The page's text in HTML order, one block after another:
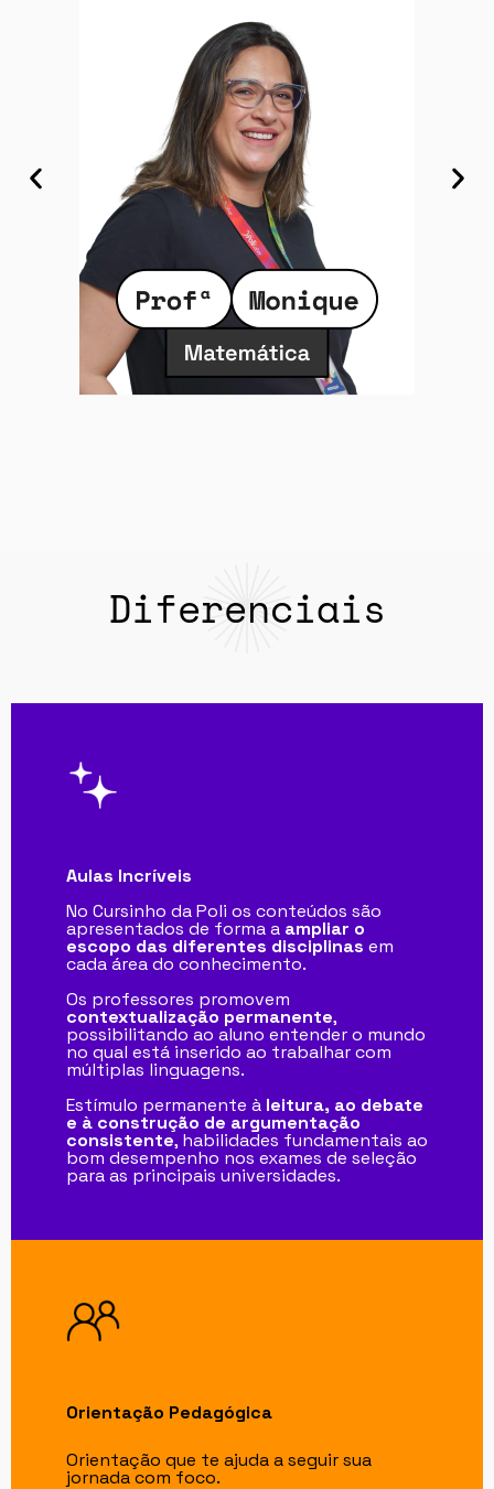
Diferenciais
Aulas Incríveis
No Cursinho da Poli os conteúdos são
apresentados de forma a ampliar o
escopo das diferentes disciplinas em
cada área do conhecimento.
Os professores promovem
contextualização permanente,
possibilitando ao aluno entender o mundo
no qual está inserido ao trabalhar com
múltiplas linguagens.
Estímulo permanente à leitura, ao debate
e à construção de argumentação
consistente, habilidades fundamentais ao
bom desempenho nos exames de seleção
para as principais universidades.
Orientação Pedagógica
Orientação que te ajuda a seguir sua
jornada com foco.